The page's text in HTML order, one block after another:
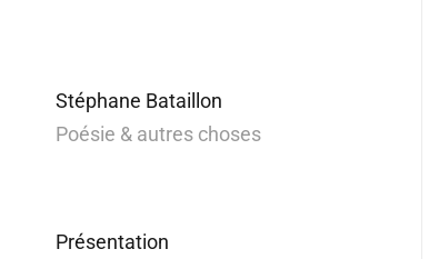
Stéphane Bataillon
Poésie & autres choses
Présentation